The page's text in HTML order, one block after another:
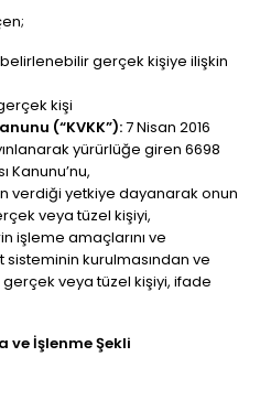
gerçek kişiye ilişkin
kişi
(“KVKK”):7 Nisan 2016
yürürlüğe giren 6698
Kanunu’nu,
verdiği yetkiye dayanarak onun
veya tüzel kişiyi,
işleme amaçlarını ve
sisteminin kurulmasından ve
veya tüzel kişiyi, ifade
ve İşlenme Şekli